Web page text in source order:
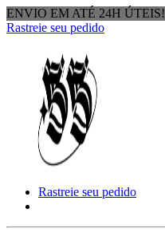
ENVIO EM ATÉ 24H ÚTEIS!
Rastreie seu pedido
Rastreie seu pedido